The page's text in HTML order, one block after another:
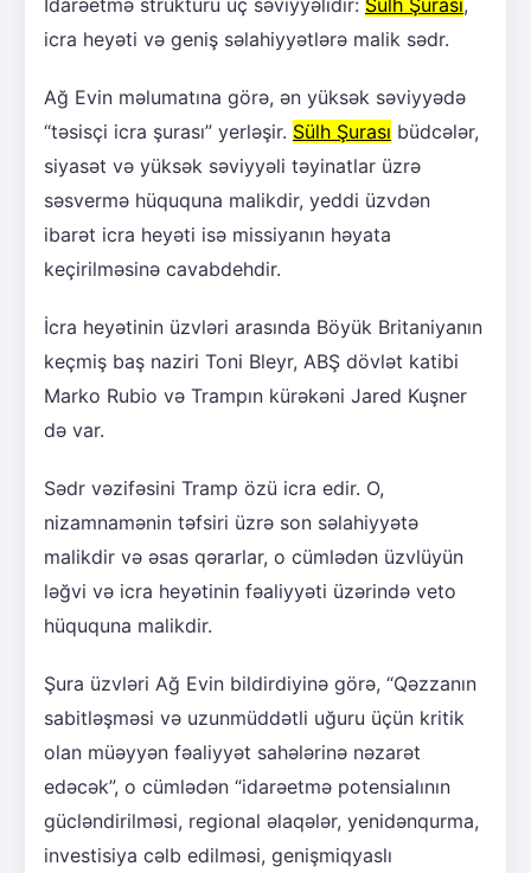
İdarəetmə strukturu üç səviyyəlidir: Sülh Şurası,
icra heyəti və geniş səlahiyyətlərə malik sədr.
Ağ Evin məlumatına görə, ən yüksək səviyyədə
“təsisçi icra şurası” yerləşir. Sülh Şurası büdcələr,
siyasət və yüksək səviyyəli təyinatlar üzrə
səsvermə hüququna malikdir, yeddi üzvdən
ibarət icra heyəti isə missiyanın həyata
keçirilməsinə cavabdehdir.
İcra heyətinin üzvləri arasında Böyük Britaniyanın
keçmiş baş naziri Toni Bleyr, ABŞ dövlət katibi
Marko Rubio və Trampın kürəkəni Jared Kuşner
də var.
Sədr vəzifəsini Tramp özü icra edir. O,
nizamnamənin təfsiri üzrə son səlahiyyətə
malikdir və əsas qərarlar, o cümlədən üzvlüyün
ləğvi və icra heyətinin fəaliyyəti üzərində veto
hüququna malikdir.
Şura üzvləri Ağ Evin bildirdiyinə görə, “Qəzzanın
sabitləşməsi və uzunmüddətli uğuru üçün kritik
olan müəyyən fəaliyyət sahələrinə nəzarət
edəcək”, o cümlədən “idarəetmə potensialının
gücləndirilməsi, regional əlaqələr, yenidənqurma,
investisiya cəlb edilməsi, genişmiqyaslı